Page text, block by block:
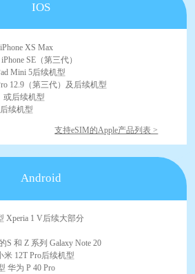
IOS
XS Max
SE（第三代）
Mini 5后续机型
12.9（第三代）及后续机型
或后续机型
续机型
支持eSIM的Apple产品列表 >
Android
Xperia 1 V后续大部分
S 和 Z 系列 Galaxy Note 20
米 12T Pro后续机型
华为 P 40 Pro